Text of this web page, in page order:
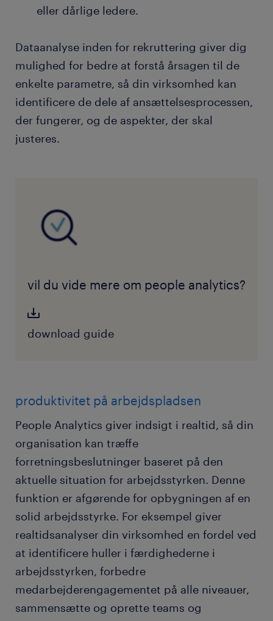
eller dårlige ledere.
Dataanalyse inden for rekruttering giver dig
mulighed for bedre at forstå årsagen til de
enkelte parametre, så din virksomhed kan
identificere de dele af ansættelsesprocessen,
der fungerer, og de aspekter, der skal
justeres.
vil du vide mere om people analytics?
download guide
produktivitet på arbejdspladsen
People Analytics giver indsigt i realtid, så din
organisation kan træffe
forretningsbeslutninger baseret på den
aktuelle situation for arbejdsstyrken. Denne
funktion er afgørende for opbygningen af en
solid arbejdsstyrke. For eksempel giver
realtidsanalyser din virksomhed en fordel ved
at identificere huller i færdighederne i
arbejdsstyrken, forbedre
medarbejderengagementet på alle niveauer,
sammensætte og oprette teams og